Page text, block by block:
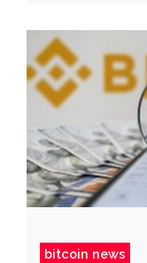
bitcoin news